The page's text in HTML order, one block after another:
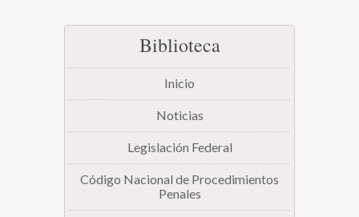
Junta de Coordinación Política
Comisiones
Biblioteca
Secretarías
Biblioteca
Inicio
Noticias
Legislación Federal
Código Nacional de Procedimientos
Penales